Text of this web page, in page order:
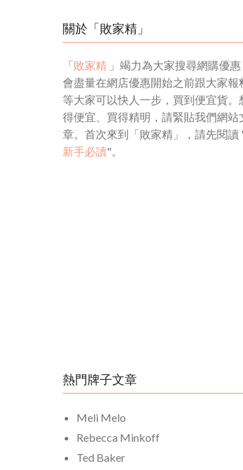
關於「敗家精」
「敗家精 」竭力為大家搜尋網購優
會盡量在網店優惠開始之前跟大家報
等大家可以快人一步，買到便宜貨。
得便宜、買得精明，請緊貼我們網站
章。首次來到「敗家精」，請先閱讀
新手必讀"。
熱門牌子文章
Meli Melo
Rebecca Minkoff
Ted Baker